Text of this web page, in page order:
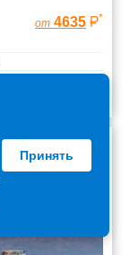
от 4635 *
Принять